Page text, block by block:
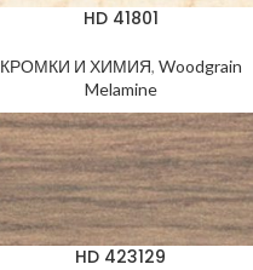
HD 41801
КРОМКИ И ХИМИЯ, Woodgrain
Melamine
HD 423129